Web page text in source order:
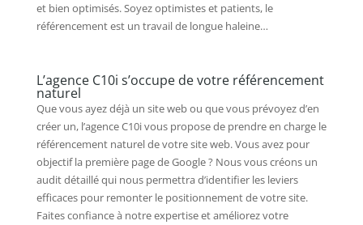
et bien optimisés. Soyez optimistes et patients, le
référencement est un travail de longue haleine…
L’agence C10i s’occupe de votre référencement
naturel
Que vous ayez déjà un site web ou que vous prévoyez d’en
créer un, l’agence C10i vous propose de prendre en charge le
référencement naturel de votre site web. Vous avez pour
objectif la première page de Google ? Nous vous créons un
audit détaillé qui nous permettra d’identifier les leviers
efficaces pour remonter le positionnement de votre site.
Faites confiance à notre expertise et améliorez votre